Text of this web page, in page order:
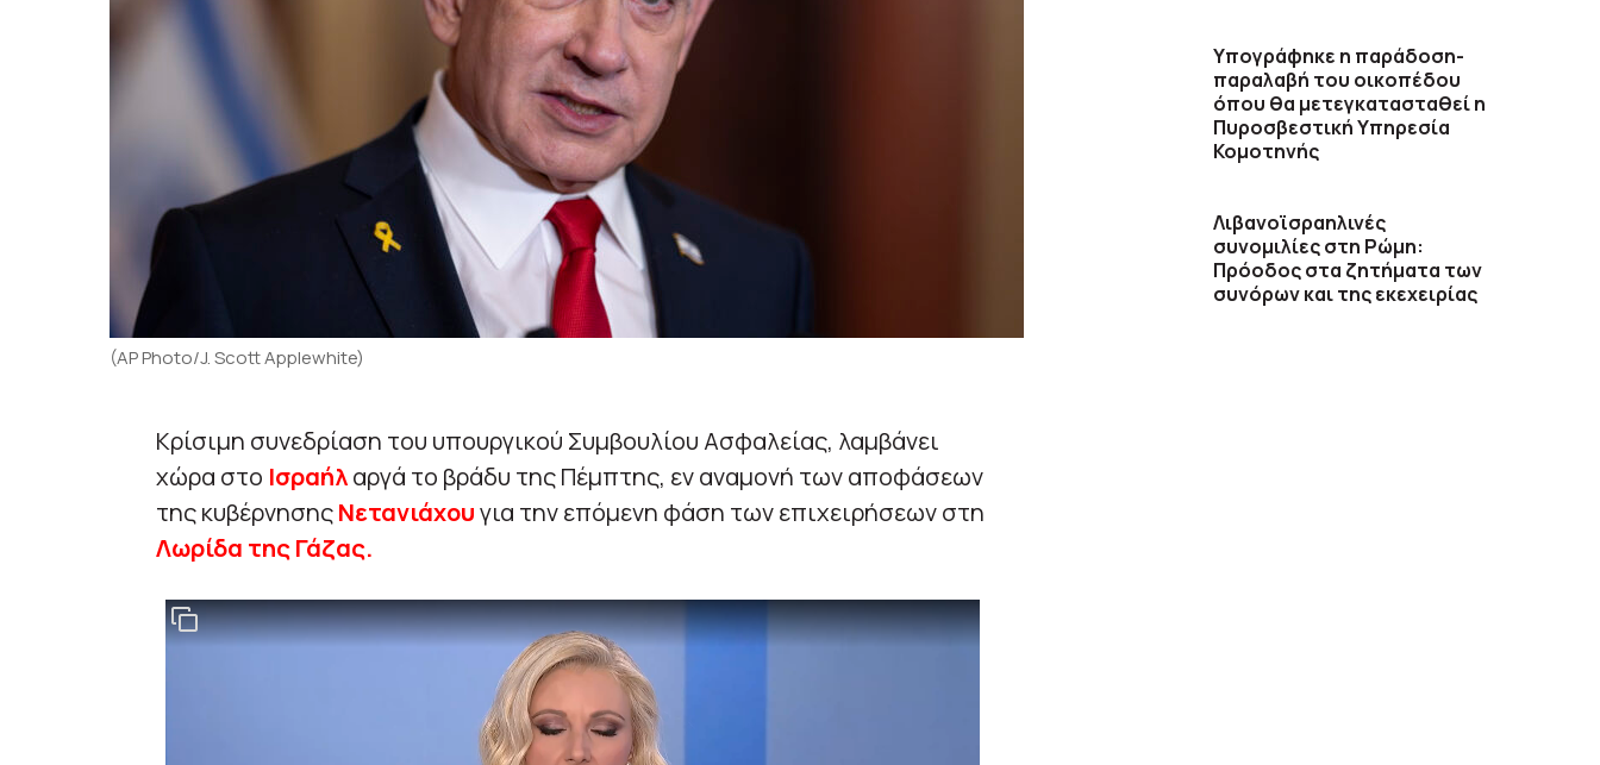
(AP Photo/J. Scott Applewhite)
Κρίσιμη συνεδρίαση του υπουργικού Συμβουλίου Ασφαλείας, λαμβάνει
χώρα στο Ισραήλαργά το βράδυ της Πέμπτης, εν αναμονή των αποφάσεων
της κυβέρνησηςΝετανιάχουγια την επόμενη φάση των επιχειρήσεων στη
Λωρίδα της Γάζας.
Υπογράφηκε η παράδοση-
παραλαβή του οικοπέδου
όπου θα μετεγκατασταθεί η
Πυροσβεστική Υπηρεσία
Κομοτηνής
Λιβανοϊσραηλινές
συνομιλίες στη Ρώμη:
Πρόοδος στα ζητήματα των
συνόρων και της εκεχειρίας